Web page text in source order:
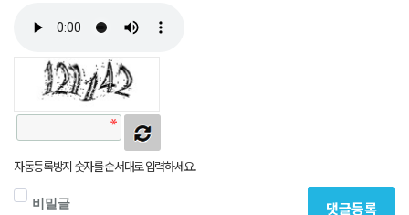
자동등록방지 숫자를 순서대로 입력하세요.
비밀글 댓글등록